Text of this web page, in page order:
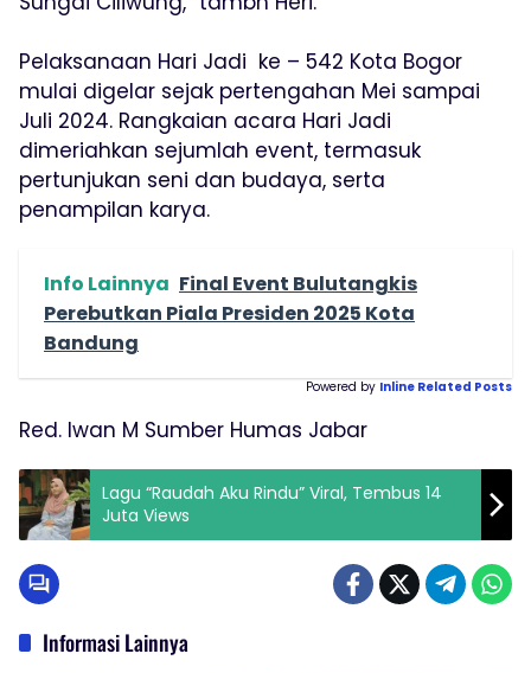
Pelaksanaan Hari Jadi ke – 542 Kota Bogor
mulai digelar sejak pertengahan Mei sampai
Juli 2024. Rangkaian acara Hari Jadi
dimeriahkan sejumlah event, termasuk
pertunjukan seni dan budaya, serta
penampilan karya.
Info Lainnya Final Event Bulutangkis
Perebutkan Piala Presiden 2025 Kota
Bandung
Powered by Inline Related Posts
Red. Iwan M Sumber Humas Jabar
Lagu “Raudah Aku Rindu” Viral, Tembus 14
Juta Views
Informasi Lainnya